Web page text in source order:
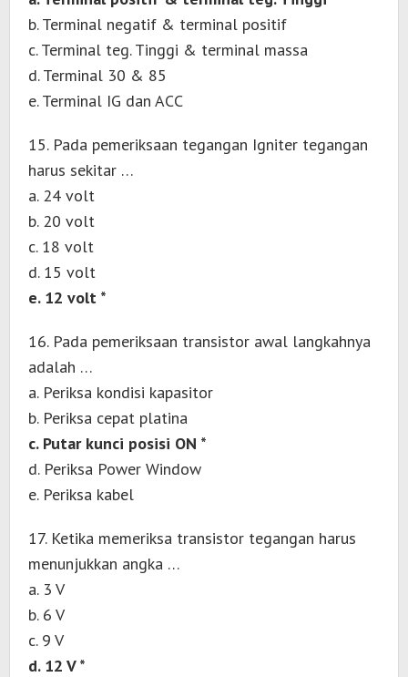
b. Terminal negatif & terminal positif
c. Terminal teg. Tinggi & terminal massa
d. Terminal 30 & 85
e. Terminal IG dan ACC
15. Pada pemeriksaan tegangan Igniter tegangan
harus sekitar …
a. 24 volt
b. 20 volt
c. 18 volt
d. 15 volt
e. 12 volt *
16. Pada pemeriksaan transistor awal langkahnya
adalah …
a. Periksa kondisi kapasitor
b. Periksa cepat platina
c. Putar kunci posisi ON *
d. Periksa Power Window
e. Periksa kabel
17. Ketika memeriksa transistor tegangan harus
menunjukkan angka …
a. 3 V
b. 6 V
c. 9 V
d. 12 V *